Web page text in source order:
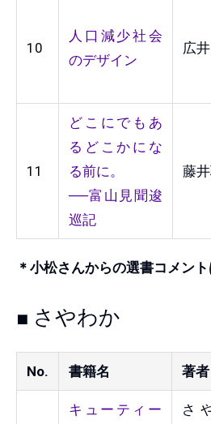
10
人口減少社会
のデザイン
広
11
どこにでもあ
るどこかにな
る前に。
──富山見聞逡
巡記
藤
＊小松さんからの選書コメン
■ さやわか
No. 書籍名 著者
キューティー
さ